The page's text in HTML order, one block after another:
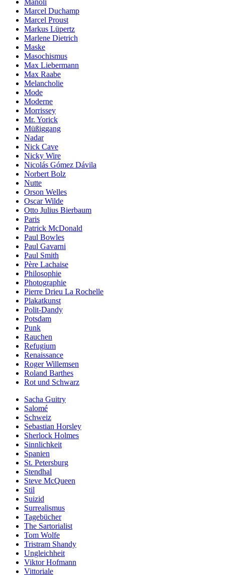
Manoli
Marcel Duchamp
Marcel Proust
Markus Lüpertz
Marlene Dietrich
Maske
Masochismus
Max Liebermann
Max Raabe
Melancholie
Mode
Moderne
Morrissey
Mr. Yorick
Müßiggang
Nadar
Nick Cave
Nicky Wire
Nicolás Gómez Dávila
Norbert Bolz
Nutte
Orson Welles
Oscar Wilde
Otto Julius Bierbaum
Paris
Patrick McDonald
Paul Bowles
Paul Gavarni
Paul Smith
Père Lachaise
Philosophie
Photographie
Pierre Drieu La Rochelle
Plakatkunst
Polit-Dandy
Potsdam
Punk
Rauchen
Refugium
Renaissance
Roger Willemsen
Roland Barthes
Rot und Schwarz
Sacha Guitry
Salomé
Schweiz
Sebastian Horsley
Sherlock Holmes
Sinnlichkeit
Spanien
St. Petersburg
Stendhal
Steve McQueen
Stil
Suizid
Surrealismus
Tagebücher
The Sartorialist
Tom Wolfe
Tristram Shandy
Ungleichheit
Viktor Hofmann
Vittoriale